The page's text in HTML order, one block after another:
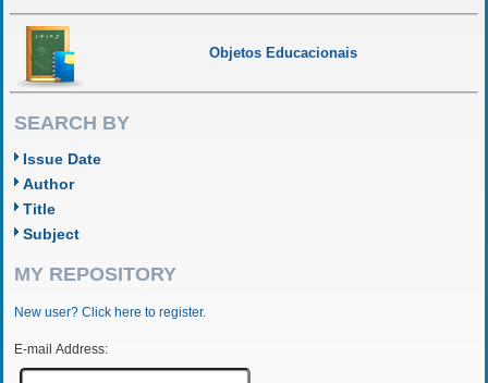
Objetos Educacionais
SEARCH BY
Issue Date
Author
Title
Subject
MY REPOSITORY
New user? Click here to register.
E-mail Address: